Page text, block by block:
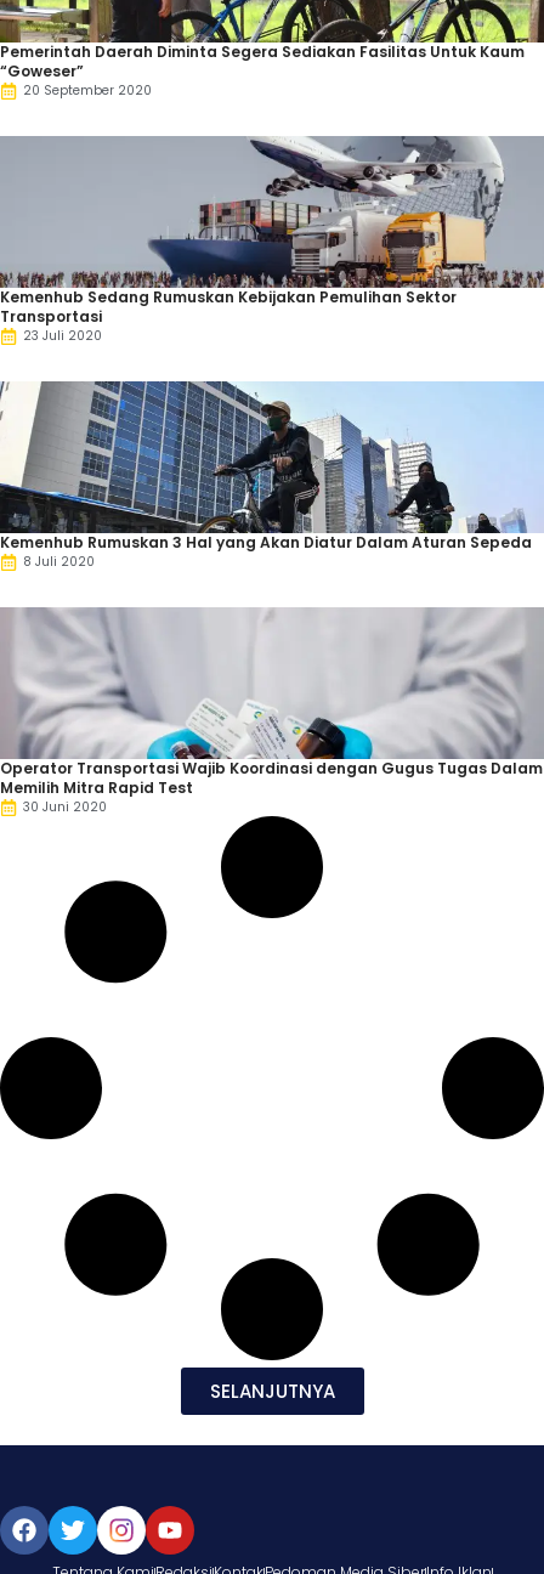
Pemerintah Daerah Diminta Segera Sediakan Fasilitas Untuk Kaum
“Goweser”
20 September 2020
Kemenhub Sedang Rumuskan Kebijakan Pemulihan Sektor
Transportasi
23 Juli 2020
Kemenhub Rumuskan 3 Hal yang Akan Diatur Dalam Aturan Sepeda
8 Juli 2020
Operator Transportasi Wajib Koordinasi dengan Gugus Tugas Dalam
Memilih Mitra Rapid Test
30 Juni 2020
SELANJUTNYA